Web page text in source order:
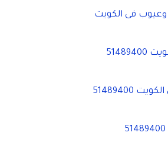
فى الكويت
51489400